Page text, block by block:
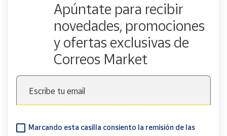
Apúntate para recibir
novedades, promociones
y ofertas exclusivas de
Correos Market
Escribe tu email
Marcando esta casilla consiento la remisión de las